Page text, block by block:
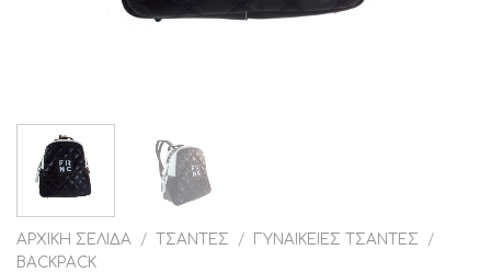
ΑΡΧΙΚΉ ΣΕΛΊΔΑ / ΤΣΆΝΤΕΣ / ΓΥΝΑΙΚΕΊΕΣ ΤΣΆΝΤΕΣ
/
BACKPACK